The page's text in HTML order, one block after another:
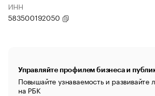
ИНН
583500192050
Управляйте профилем бизнеса и
Повышайте узнаваемость и развивайте
на РБК